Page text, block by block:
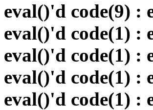
eval()'d code(9) :
eval()'d code(1) :
eval()'d code(1) :
eval()'d code(1) :
eval()'d code(1) :